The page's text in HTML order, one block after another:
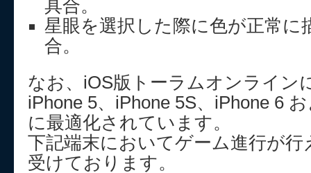
具合。
星眼を選択した際に色が正常に
合。
なお、iOS版トーラムオンライン
iPhone 5、iPhone 5S、iPhone 6
に最適化されています。
下記端末においてゲーム進行が
受けております。